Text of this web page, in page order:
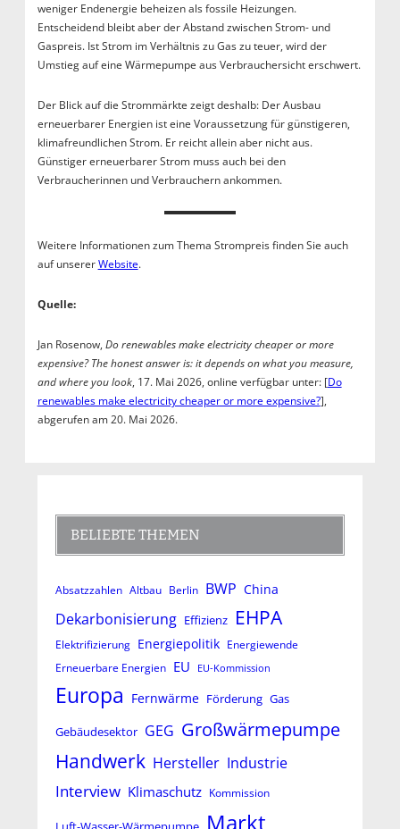
weniger Endenergie beheizen als fossile Heizungen.
Entscheidend bleibt aber der Abstand zwischen Strom- und
Gaspreis. Ist Strom im Verhältnis zu Gas zu teuer, wird der
Umstieg auf eine Wärmepumpe aus Verbrauchersicht erschwert.
Der Blick auf die Strommärkte zeigt deshalb: Der Ausbau
erneuerbarer Energien ist eine Voraussetzung für günstigeren,
klimafreundlichen Strom. Er reicht allein aber nicht aus.
Günstiger erneuerbarer Strom muss auch bei den
Verbraucherinnen und Verbrauchern ankommen.
Weitere Informationen zum Thema Strompreis finden Sie auch
auf unsererWebsite.
Quelle:
Jan Rosenow, Do renewables make electricity cheaper or more
expensive? The honest answer is: it depends on what you measure,
and where you look, 17. Mai 2026, online verfügbar unter: [Do
renewables make electricity cheaper or more expensive?],
abgerufen am 20. Mai 2026.
BELIEBTE THEMEN
Absatzzahlen Altbau Berlin BWP China
Dekarbonisierung Effizienz EHPA
Elektrifizierung Energiepolitik Energiewende
Erneuerbare Energien EU EU-Kommission
Europa Fernwärme Förderung Gas
Gebäudesektor GEG Großwärmepumpe
Handwerk Hersteller Industrie
Interview Klimaschutz Kommission
Markt